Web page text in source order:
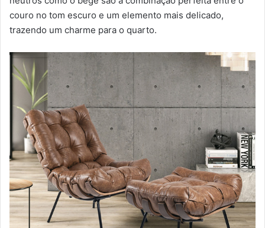
couro no tom escuro e um elemento mais delicado,
trazendo um charme para o quarto.